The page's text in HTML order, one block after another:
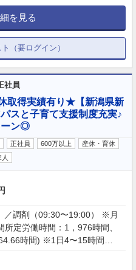
を見る
（要ログイン）
社員
取得実績有り★【新潟県新
スと子育て支援制度充実♪
ーン◎
正社員 600万以上
産休・育休
／調剤（09:30〜19:00） ※月
定労働時間：1，976時間、
時間) ※1日4〜15時間の1